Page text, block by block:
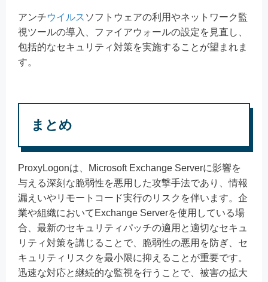
アンチウイルス ソフトウェアの利用やネットワーク監
視ツールの導入、ファイアウォールの設定を見直し、
包括的なセキュリティ対策を実施することが望まれま
す。
まとめ
ProxyLogonは、Microsoft Exchange Serverに影響を
与える深刻な脆弱性を悪用した攻撃手法であり、情報
漏えいやリモートコード実行のリスクを伴います。企
業や組織においてExchange Serverを使用している場
合、最新のセキュリティパッチの適用と適切なセキュ
リティ対策を講じることで、脆弱性の悪用を防ぎ、セ
キュリティリスクを最小限に抑えることが重要です。
迅速な対応と継続的な監視を行うことで、被害の拡大